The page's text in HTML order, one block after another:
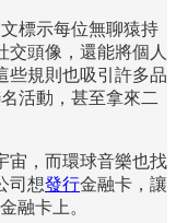
標示每位無聊猿持
交頭像，還能將個人
些規則也吸引許多品
活動，甚至拿來二
宙，而環球音樂也找
司想發行金融卡，讓
融卡上。